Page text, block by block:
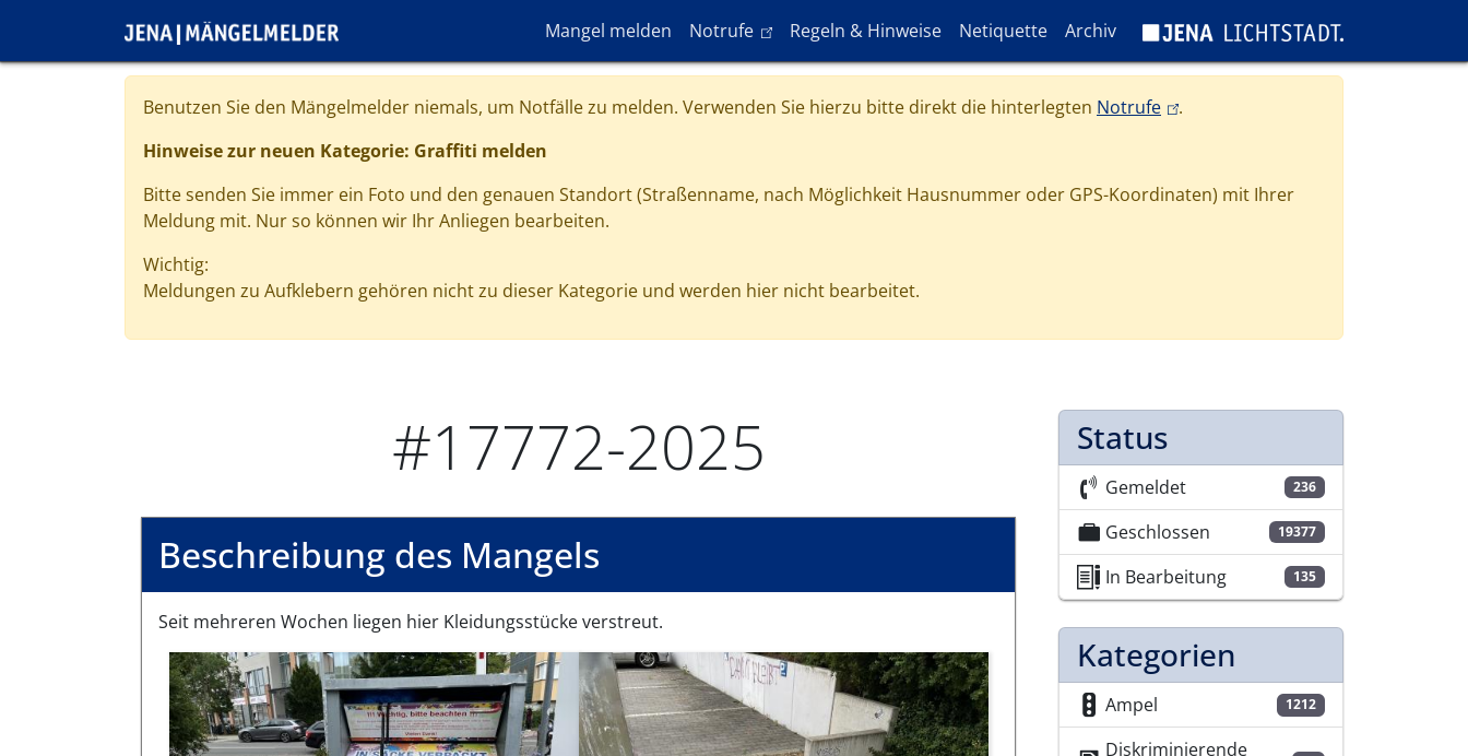
Hauptnavigation
Mangel melden Notrufe(link is external)
Regeln & Hinweise Netiquette Archiv
Benutzen Sie den Mängelmelder niemals, um Notfälle zu melden. Verwenden Sie hierzu bitte direkt die hinterlegten Notrufe(link is external)
.
Hinweise zur neuen Kategorie: Graffiti melden
Bitte senden Sie immer ein Foto und den genauen Standort (Straßenname, nach Möglichkeit Hausnummer oder GPS-Koordinaten) mit Ihrer
Meldung mit. Nur so können wir Ihr Anliegen bearbeiten.
Wichtig:
Meldungen zu Aufklebern gehören nicht zu dieser Kategorie und werden hier nicht bearbeitet.
#17772-2025
Beschreibung des Mangels
Seit mehreren Wochen liegen hier Kleidungsstücke verstreut.
Bilder des Mangels
Status
Gemeldet 236
Geschlossen 19377
In Bearbeitung 135
Kategorien
Ampel 1212
Diskriminierende